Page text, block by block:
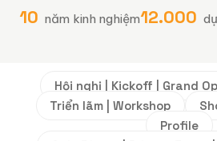
10 năm kinh nghiệm12.000
Hội nghị | Kickoff | Grand
Triển lãm | Workshop
Profile